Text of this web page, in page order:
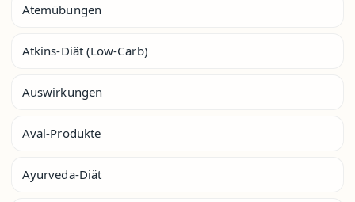
Atemübungen
Atkins-Diät (Low-Carb)
Auswirkungen
Aval-Produkte
Ayurveda-Diät